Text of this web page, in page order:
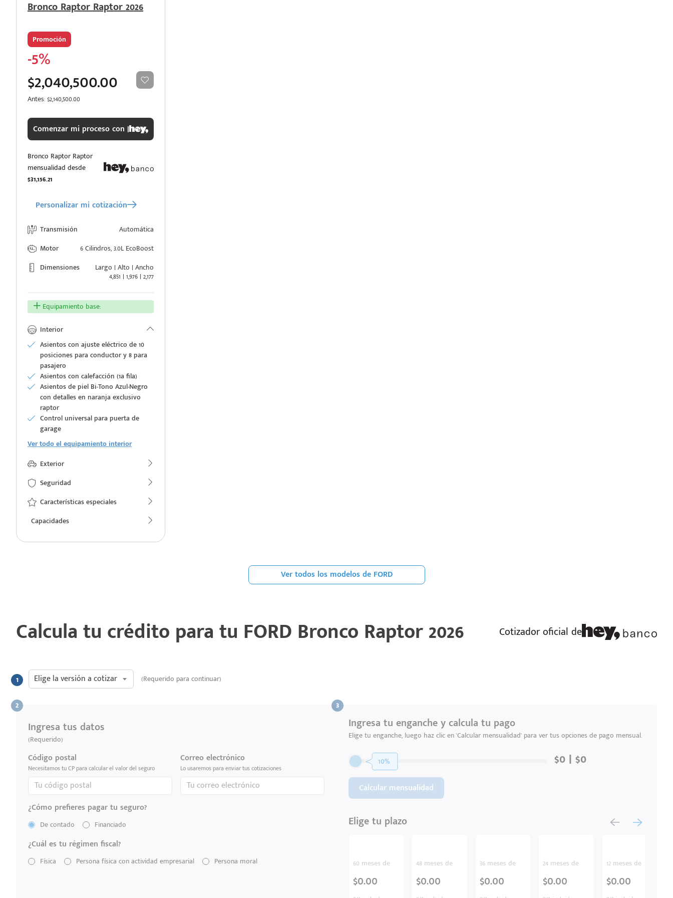
Bronco Raptor Raptor 2026
Promoción
-5%
$2,040,500.00
Antes: $2,140,500.00
Comenzar mi proceso con |
Bronco Raptor Raptor
mensualidad desde
$31,156.21
Personalizar mi cotización
Transmisión
Automática
Motor
6 Cilindros, 3.0L EcoBoost
Dimensiones
Largo | Alto | Ancho
4,851 | 1,976 | 2,177
Equipamiento base:
Interior
Asientos con ajuste eléctrico de 10
posiciones para conductor y 8 para
pasajero
Asientos con calefacción (1a fila)
Asientos de piel Bi-Tono Azul-Negro
con detalles en naranja exclusivo
raptor
Control universal para puerta de
garage
Ver todo el equipamiento interior
Exterior
Seguridad
Características especiales
Capacidades
Ver todos los modelos de FORD
Calcula tu crédito para tu FORD Bronco Raptor 2026 Cotizador oficial de
Elige la versión a cotizar (Requerido para continuar)
Ingresa tus datos
(Requerido)
Código postal
Necesitamos tu CP para calcular el valor del seguro
Correo electrónico
Lo usaremos para enviar tus cotizaciones
¿Cómo prefieres pagar tu seguro?
De contado Financiado
¿Cuál es tu régimen fiscal?
Física Persona física con actividad empresarial Persona moral
Ingresa tu enganche y calcula tu pago
Elige tu enganche, luego haz clic en 'Calcular mensualidad' para ver tus opciones de pago mensual.
10%
Calcular mensualidad
Elige tu plazo
60 meses de
$0.00
48 meses de
$0.00
36 meses de
$0.00
24 meses de
$0.00
12 meses de
$0.00